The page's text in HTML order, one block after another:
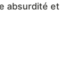
absurdité et